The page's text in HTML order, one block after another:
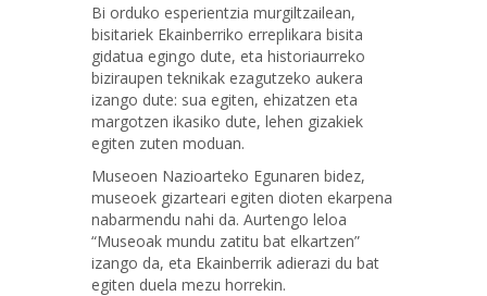
Bi orduko esperientzia murgiltzailean,
bisitariek Ekainberriko erreplikara bisita
gidatua egingo dute, eta historiaurreko
biziraupen teknikak ezagutzeko aukera
izango dute: sua egiten, ehizatzen eta
margotzen ikasiko dute, lehen gizakiek
egiten zuten moduan.
Museoen Nazioarteko Egunaren bidez,
museoek gizarteari egiten dioten ekarpena
nabarmendu nahi da. Aurtengo leloa
“Museoak mundu zatitu bat elkartzen”
izango da, eta Ekainberrik adierazi du bat
egiten duela mezu horrekin.